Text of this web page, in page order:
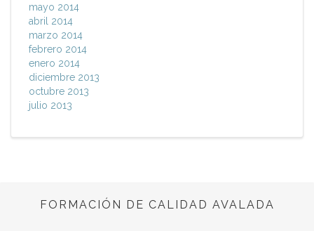
mayo 2014
abril 2014
marzo 2014
febrero 2014
enero 2014
diciembre 2013
octubre 2013
julio 2013
FORMACIÓN DE CALIDAD AVALADA